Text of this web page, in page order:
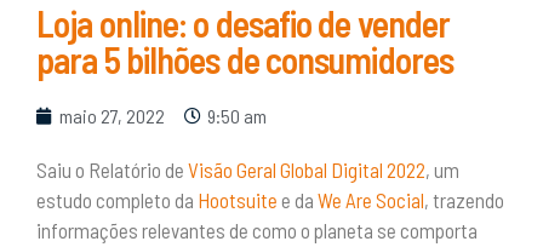
Loja online: o desafio de vender
para 5 bilhões de consumidores
maio 27, 2022 9:50 am
Saiu o Relatório de Visão Geral Global Digital 2022, um
estudo completo da Hootsuite e da We Are Social, trazendo
informações relevantes de como o planeta se comporta